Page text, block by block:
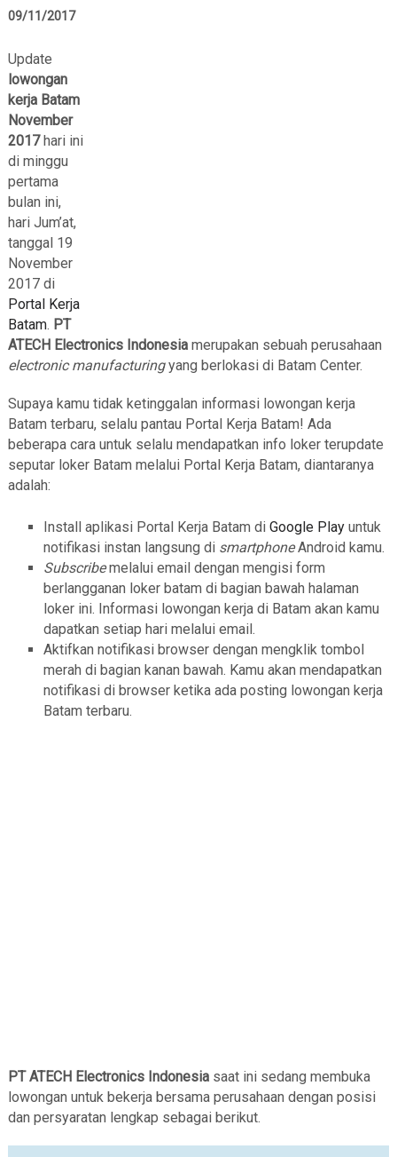
09/11/2017
Update
lowongan
kerja Batam
November
2017hari ini
di minggu
pertama
bulan ini,
hari Jum’at,
tanggal 19
November
2017 di
Portal Kerja
Batam. PT
ATECH Electronics Indonesia merupakan sebuah perusahaan
electronic manufacturingyang berlokasi di Batam Center.
Supaya kamu tidak ketinggalan informasi lowongan kerja
Batam terbaru, selalu pantau Portal Kerja Batam! Ada
beberapa cara untuk selalu mendapatkan info loker terupdate
seputar loker Batam melalui Portal Kerja Batam, diantaranya
adalah:
Install aplikasi Portal Kerja Batam di Google Playuntuk
notifikasi instan langsung di smartphoneAndroid kamu.
Subscribemelalui email dengan mengisi form
berlangganan loker batam di bagian bawah halaman
loker ini. Informasi lowongan kerja di Batam akan kamu
dapatkan setiap hari melalui email.
Aktifkan notifikasi browser dengan mengklik tombol
merah di bagian kanan bawah. Kamu akan mendapatkan
notifikasi di browser ketika ada posting lowongan kerja
Batam terbaru.
PT ATECH Electronics Indonesiasaat ini sedang membuka
lowongan untuk bekerja bersama perusahaan dengan posisi
dan persyaratan lengkap sebagai berikut.